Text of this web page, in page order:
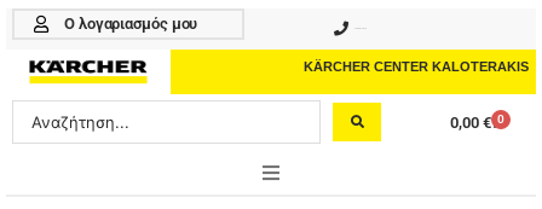
Μετάβαση
περιεχόμενο
Ο λογαριασμός μου
KÄRCHER CENTER KALOTERAKIS
Search
...
0,00 € 0
Cart